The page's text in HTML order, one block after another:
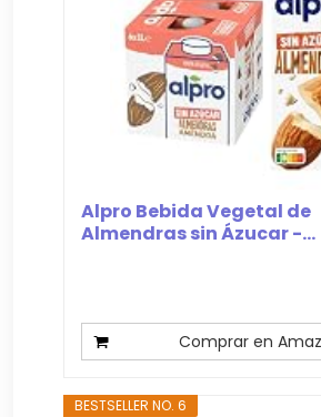
Alpro Bebida Vegetal de
Almendras sin Ázucar -...
Comprar en
BESTSELLER NO. 6